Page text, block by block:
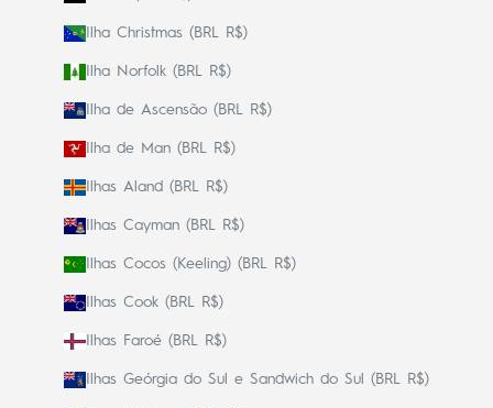
Ilha Christmas (BRL R$)
Ilha Norfolk (BRL R$)
Ilha de Ascensão (BRL R$)
Ilha de Man (BRL R$)
Ilhas Aland (BRL R$)
Ilhas Cayman (BRL R$)
Ilhas Cocos (Keeling) (BRL R$)
Ilhas Cook (BRL R$)
Ilhas Faroé (BRL R$)
Ilhas Geórgia do Sul e Sandwich do Sul (BRL R$)